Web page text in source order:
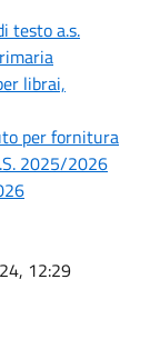
testo a.s.
librai,
per fornitura
2025/2026
12:29